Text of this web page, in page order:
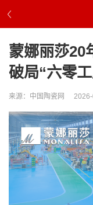
蒙娜丽莎20
破局“六零工
来源：中国陶瓷网